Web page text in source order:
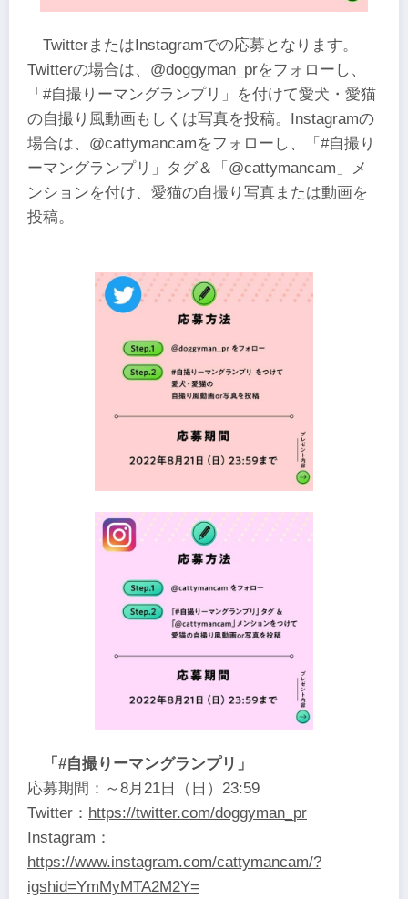
TwitterまたはInstagramでの応募となります。
Twitterの場合は、@doggyman_prをフォローし、
「#自撮りーマングランプリ」を付けて愛犬・愛猫
の自撮り風動画もしくは写真を投稿。Instagramの
場合は、@cattymancamをフォローし、「#自撮り
ーマングランプリ」タグ＆「@cattymancam」メ
ンションを付け、愛猫の自撮り写真または動画を
投稿。
「#自撮りーマングランプリ」
応募期間：～8月21日（日）23:59
Twitter： https://twitter.com/doggyman_pr
Instagram：
https://www.instagram.com/cattymancam/?
igshid=YmMyMTA2M2Y=